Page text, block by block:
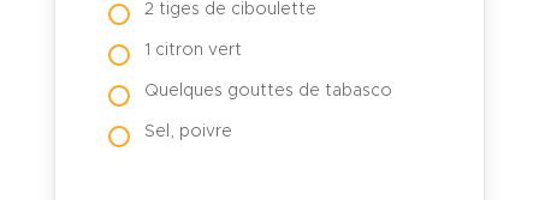
2 tiges de ciboulette
1 citron vert
Quelques gouttes de tabasco
Sel, poivre